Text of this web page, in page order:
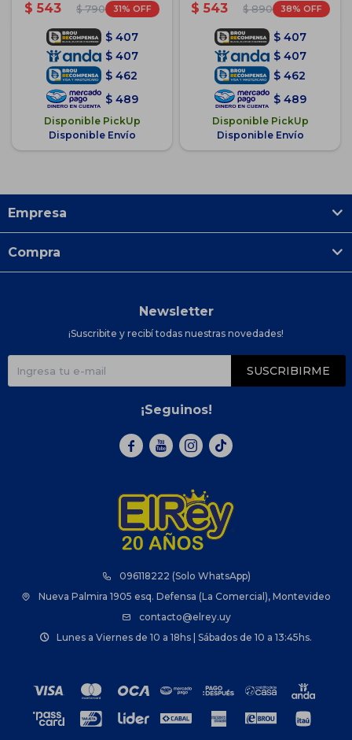
$ 543 $ 790 31
$ 407
$ 407
$ 462
$ 489
Disponible PickUp
Disponible Envío
$ 543 $ 890 38
$ 407
$ 407
$ 462
$ 489
Disponible PickUp
Disponible Envío
096118222 (Solo WhatsApp)
Nueva Palmira 1905 esq. Defensa (La Comercial), Montevideo
contacto@elrey.uy
Lunes a Viernes de 10 a 18hs | Sábados de 10 a 13:45hs.
Empresa
Compra
Newsletter
¡Suscribite y recibí todas nuestras novedades!
SUSCRIBIRME
¡Seguinos!
  